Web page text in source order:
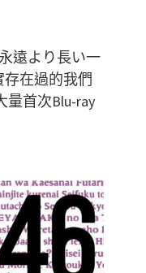
遠より長い一
在過的我們
量首次Blu-ray